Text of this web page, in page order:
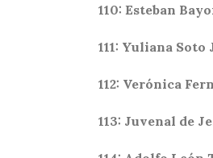
110: Esteban
111: Yuliana
112: Verónica
113: Juvenal de